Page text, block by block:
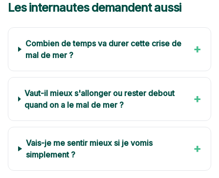
Les internautes demandent aussi
Combien de temps va durer cette crise de
mal de mer ?
+
Vaut-il mieux s'allonger ou rester debout
quand on a le mal de mer ?
+
Vais-je me sentir mieux si je vomis
simplement ?
+